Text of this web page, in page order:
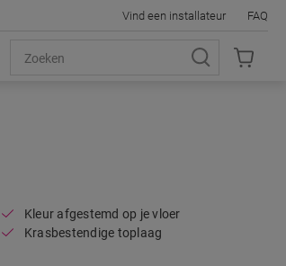
Vind een installateur FAQ
Kleur afgestemd op je vloer
Krasbestendige toplaag